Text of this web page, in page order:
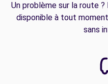
Un problème sur la route
disponible à tout
sans